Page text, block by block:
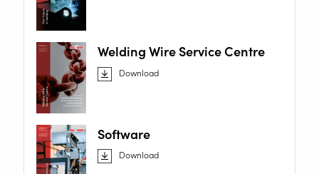
Welding Wire Service Centre
Download
Software
Download